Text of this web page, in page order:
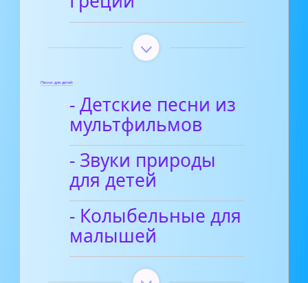
Песни для детей
- Детские песни из
мультфильмов
- Звуки природы
для детей
- Колыбельные для
малышей